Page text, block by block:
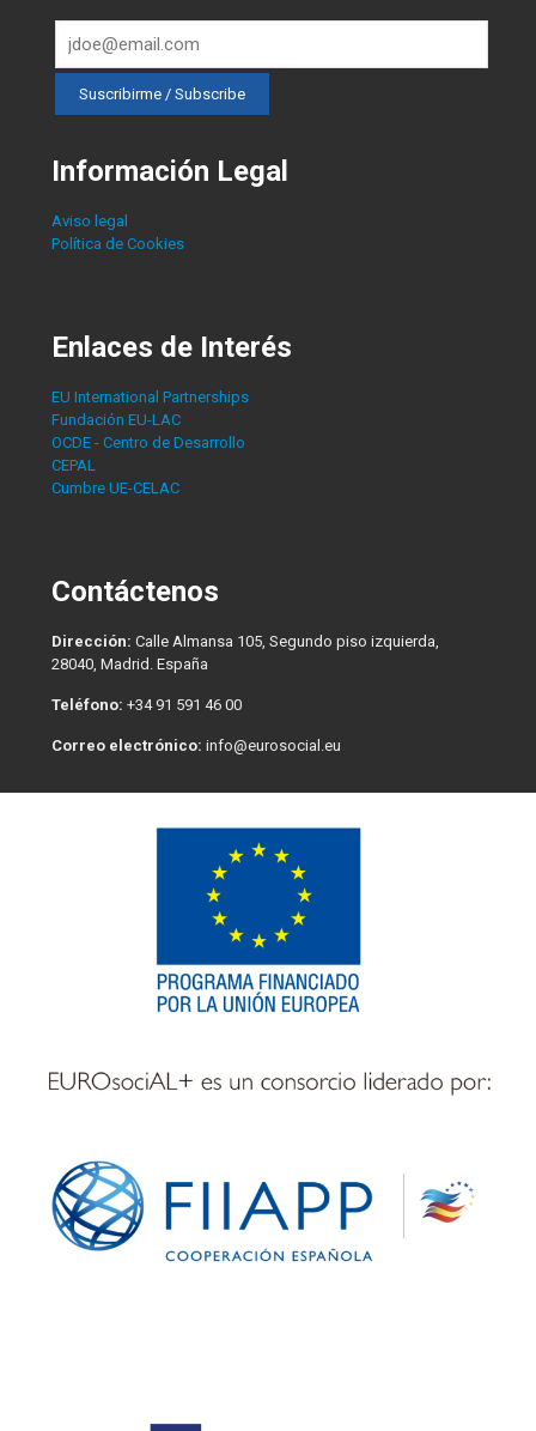
Información Legal
Aviso legal
Política de Cookies
Enlaces de Interés
EU International Partnerships
Fundación EU-LAC
OCDE - Centro de Desarrollo
CEPAL
Cumbre UE-CELAC
Contáctenos
Dirección: Calle Almansa 105, Segundo piso izquierda,
28040, Madrid. España
Teléfono: +34 91 591 46 00
Correo electrónico: info@eurosocial.eu